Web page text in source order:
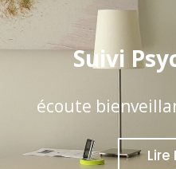
Suivi
écoute
Lire